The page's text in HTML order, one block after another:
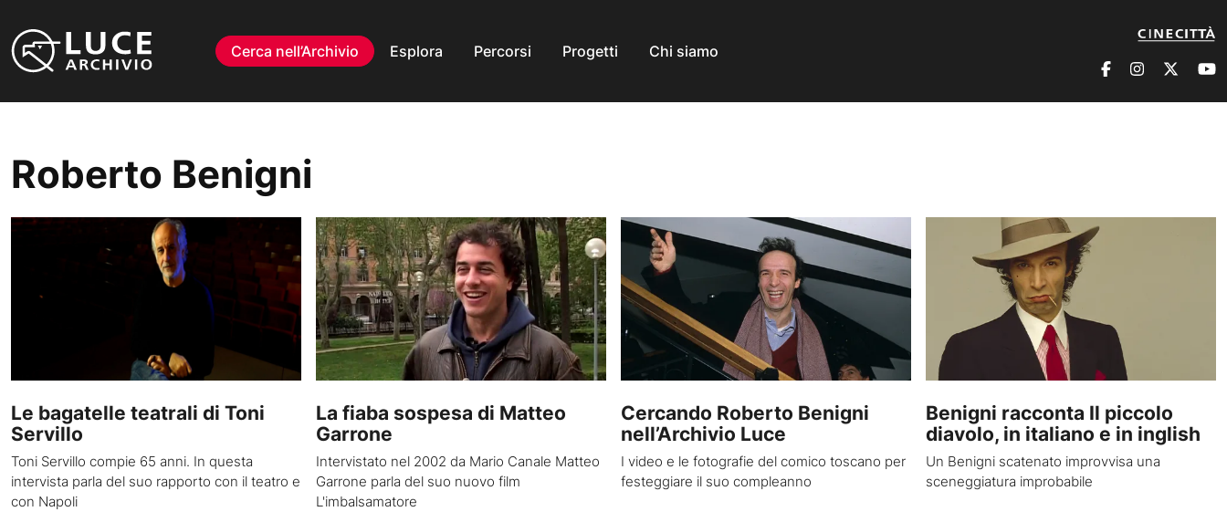
Cerca nell’Archivio Esplora Percorsi Progetti Chi siamo
Roberto Benigni
Le bagatelle teatrali di Toni
Servillo
Toni Servillo compie 65 anni. In questa
intervista parla del suo rapporto con il teatro e
con Napoli
La fiaba sospesa di Matteo
Garrone
Intervistato nel 2002 da Mario Canale Matteo
Garrone parla del suo nuovo film
L'imbalsamatore
Cercando Roberto Benigni
nell’Archivio Luce
I video e le fotografie del comico toscano per
festeggiare il suo compleanno
Benigni racconta Il piccolo
diavolo, in italiano e in inglish
Un Benigni scatenato improvvisa una
sceneggiatura improbabile